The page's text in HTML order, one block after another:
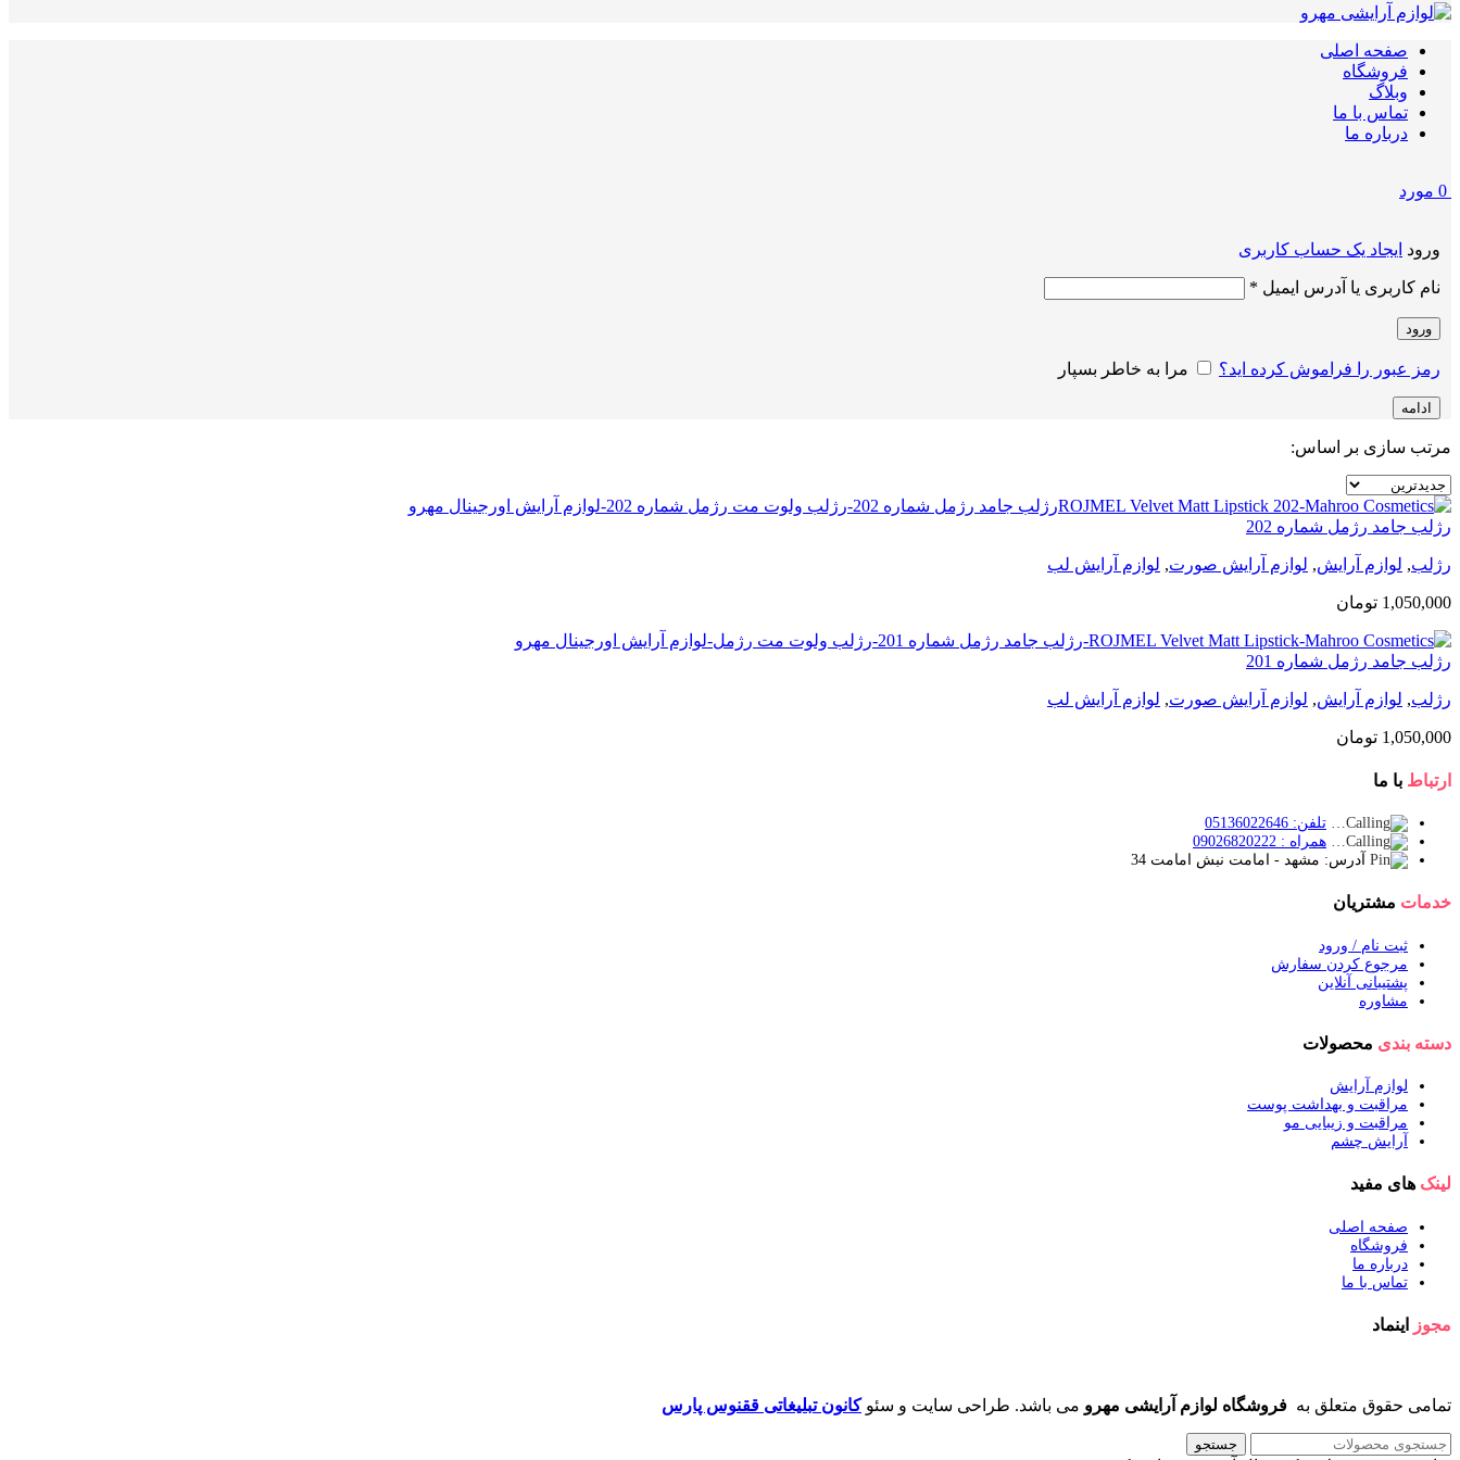
صفحه اصلی
فروشگاه
وبلاگ
تماس با ما
درباره ما
0 مورد
ورود ایجاد یک حساب کاربری
نام کاربری یا آدرس ایمیل *
ورود
رمز عبور را فراموش کرده اید؟ مرا به خاطر بسپار
ادامه
مرتب سازی بر اساس:
رژلب جامد رژمل شماره 202
رژلب, لوازم آرایش, لوازم آرایش صورت, لوازم آرایش لب
1,050,000 تومان
رژلب جامد رژمل شماره 201
رژلب, لوازم آرایش, لوازم آرایش صورت, لوازم آرایش لب
1,050,000 تومان
ارتباط با ما
تلفن: 05136022646
همراه : 09026820222
آدرس: مشهد - امامت نبش امامت 34
خدمات مشتریان
ثبت نام / ورود
مرجوع کردن سفارش
پشتیبانی آنلاین
مشاوره
دسته بندی محصولات
لوازم آرایش
مراقبت و بهداشت پوست
مراقبت و زیبایی مو
آرایش چشم
لینک های مفید
صفحه اصلی
فروشگاه
درباره ما
تماس با ما
مجوز اینماد
تمامی حقوق متعلق به فروشگاه لوازم آرایشی مهرو می باشد. طراحی سایت و سئوکانون تبلیغاتی ققنوس پارس
جستجو